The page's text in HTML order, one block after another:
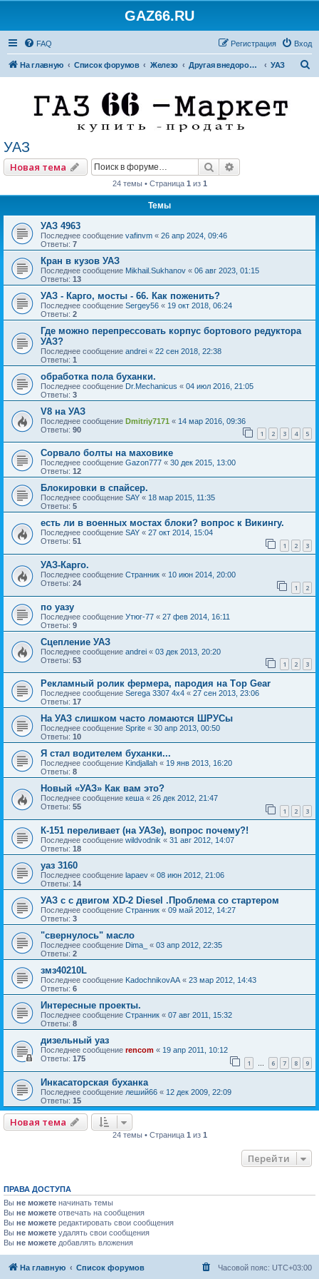
GAZ66.RU
FAQ Вход
Регистрация
На главную Список форумов Железо Другая внедорожная техника УАЗ
УАЗ
Новая тема Поиск
24 темы • Страница 1 из 1
Темы
УАЗ 4963
Последнее сообщение vafinvm « 26 апр 2024, 09:46
Ответы: 7
Кран в кузов УАЗ
Последнее сообщение Mikhail.Sukhanov « 06 авг 2023, 01:15
Ответы: 13
УАЗ - Карго, мосты - 66. Как поженить?
Последнее сообщение Sergey56 « 19 окт 2018, 06:24
Ответы: 2
Где можно перепрессовать корпус бортового редуктора
УАЗ?
Последнее сообщение andrei « 22 сен 2018, 22:38
Ответы: 1
обработка пола буханки.
Последнее сообщение Dr.Mechanicus « 04 июл 2016, 21:05
Ответы: 3
V8 на УАЗ
Последнее сообщение Dmitriy7171 « 14 мар 2016, 09:36
Ответы: 90 1 2 3 4 5
Сорвало болты на маховике
Последнее сообщение Gazon777 « 30 дек 2015, 13:00
Ответы: 12
Блокировки в спайсер.
Последнее сообщение SAY « 18 мар 2015, 11:35
Ответы: 5
есть ли в военных мостах блоки? вопрос к Викингу.
Последнее сообщение SAY « 27 окт 2014, 15:04
Ответы: 51 1 2 3
УАЗ-Карго.
Последнее сообщение Странник « 10 июн 2014, 20:00
Ответы: 24 1 2
по уазу
Последнее сообщение Утюг-77 « 27 фев 2014, 16:11
Ответы: 9
Сцепление УАЗ
Последнее сообщение andrei « 03 дек 2013, 20:20
Ответы: 53 1 2 3
Рекламный ролик фермера, пародия на Тop Gear
Последнее сообщение Serega 3307 4x4 « 27 сен 2013, 23:06
Ответы: 17
На УАЗ слишком часто ломаются ШРУСы
Последнее сообщение Sprite « 30 апр 2013, 00:50
Ответы: 10
Я стал водителем буханки...
Последнее сообщение Kindjallah « 19 янв 2013, 16:20
Ответы: 8
Новый «УАЗ» Как вам это?
Последнее сообщение кеша « 26 дек 2012, 21:47
Ответы: 55 1 2 3
К-151 переливает (на УАЗе), вопрос почему?!
Последнее сообщение wildvodnik « 31 авг 2012, 14:07
Ответы: 18
уаз 3160
Последнее сообщение lapaev « 08 июн 2012, 21:06
Ответы: 14
УАЗ с с двигом XD-2 Diesel .Проблема со стартером
Последнее сообщение Странник « 09 май 2012, 14:27
Ответы: 3
"свернулось" масло
Последнее сообщение Dima_ « 03 апр 2012, 22:35
Ответы: 2
змз40210L
Последнее сообщение KadochnikovAA « 23 мар 2012, 14:43
Ответы: 6
Интересные проекты.
Последнее сообщение Странник « 07 авг 2011, 15:32
Ответы: 8
дизельный уаз
Последнее сообщение rencom « 19 апр 2011, 10:12
Ответы: 175 1 6 7 8 9
Инкасаторская буханка
Последнее сообщение леший66 « 12 дек 2009, 22:09
Ответы: 15
Новая тема
24 темы • Страница 1 из 1
Перейти
ПРАВА ДОСТУПА
Вы не можете начинать темы
Вы не можете отвечать на сообщения
Вы не можете редактировать свои сообщения
Вы не можете удалять свои сообщения
Вы не можете добавлять вложения
На главную Список форумов Часовой пояс: UTC+03:00